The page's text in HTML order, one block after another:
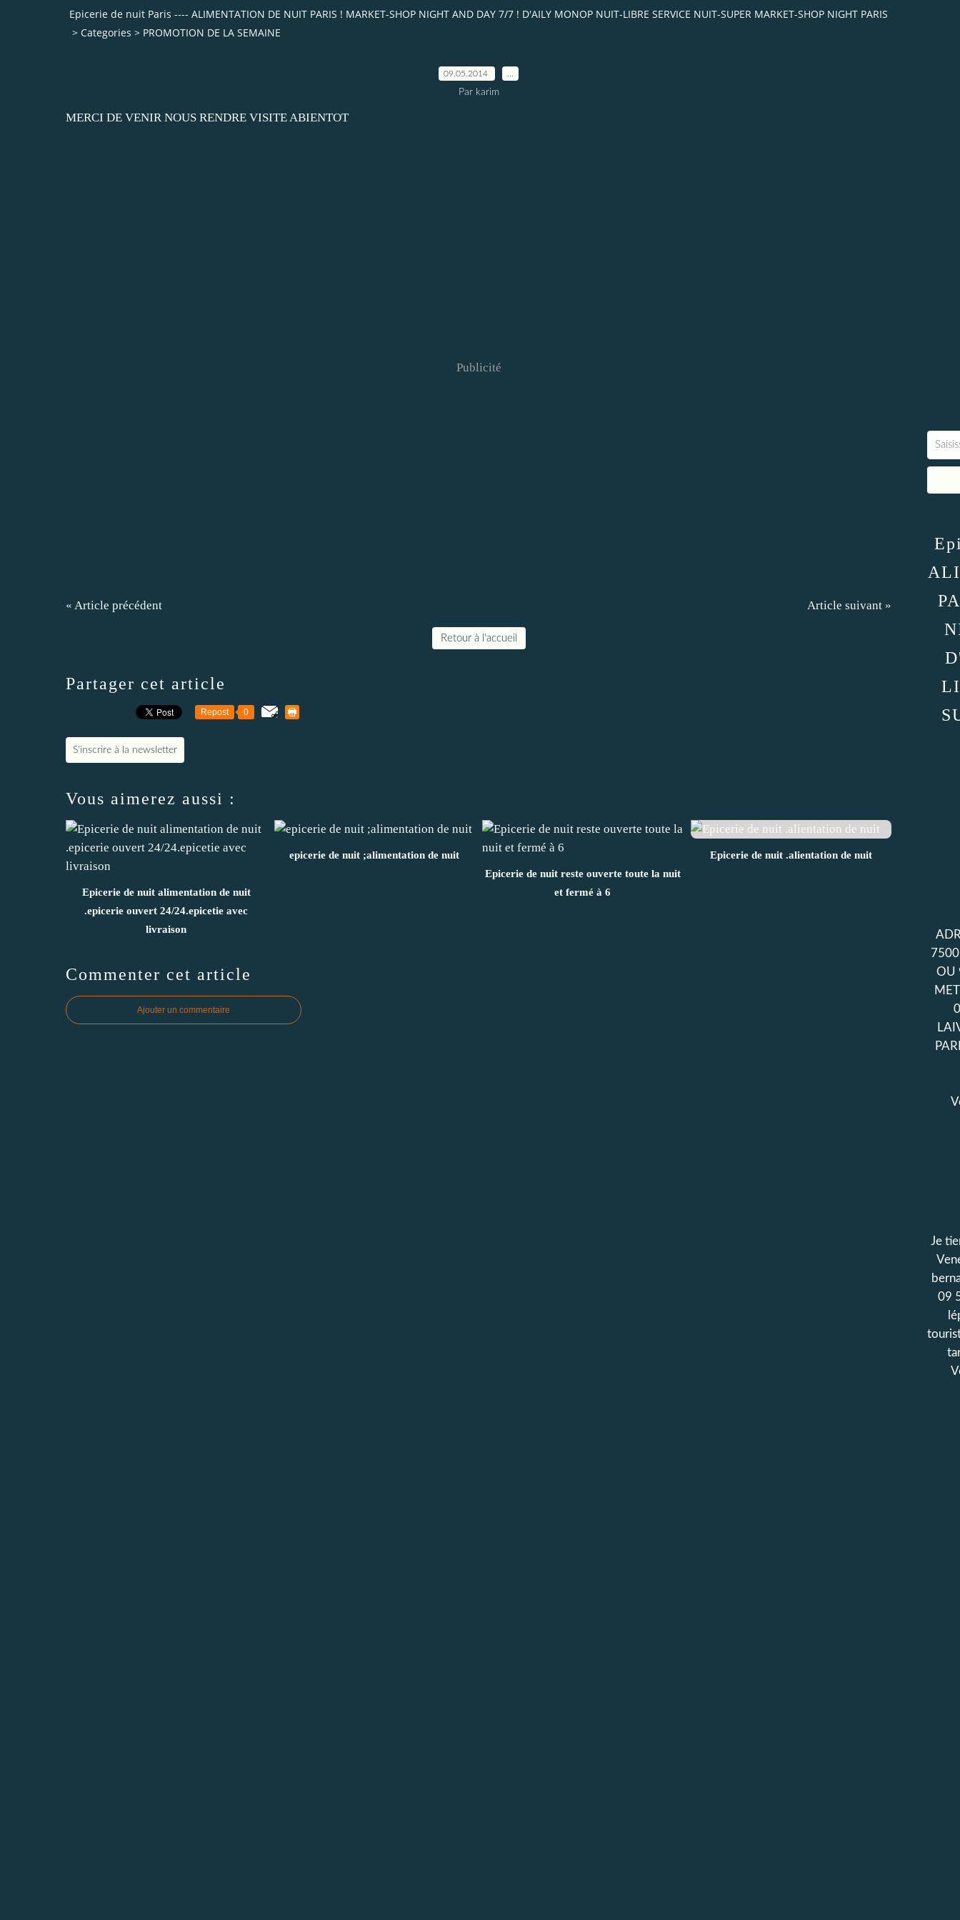
Epicerie de nuit Paris ---- ALIMENTATION DE NUIT PARIS ! MARKET-SHOP NIGHT AND DAY 7/7 ! D'AILY MONOP NUIT-LIBRE SERVICE NUIT-SUPER MARKET-SHOP NIGHT PARIS
> Categories > PROMOTION DE LA SEMAINE
09.05.2014
Par karim
MERCI DE VENIR NOUS RENDRE VISITE ABIENTOT
Publicité
« Article précédent Article suivant »
Retour à l'accueil
Partager cet article
Repost 0
S'inscrire à la newsletter
Vous aimerez aussi :
Epicerie de nuit alimentation de nuit
.epicerie ouvert 24/24.epicetie avec
livraison
epicerie de nuit ;alimentation de nuit
Epicerie de nuit reste ouverte toute la nuit
et fermé à 6
Epicerie de nuit .alientation de nuit
Commenter cet article
Ajouter un commentaire
OU
Je
09